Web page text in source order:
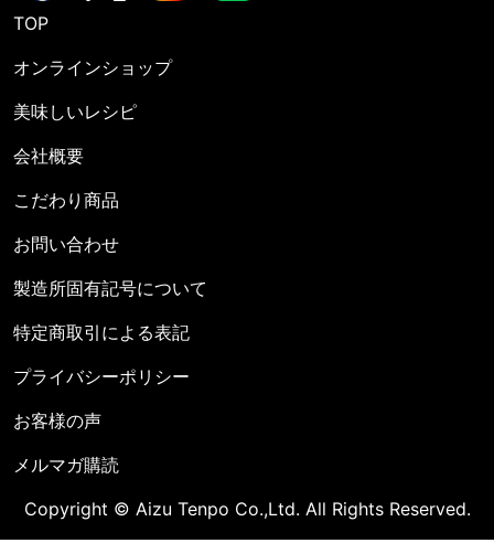
TOP
オンラインショップ
美味しいレシピ
会社概要
こだわり商品
お問い合わせ
製造所固有記号について
特定商取引による表記
プライバシーポリシー
お客様の声
メルマガ購読
Copyright © Aizu Tenpo Co.,Ltd. All Rights Reserved.